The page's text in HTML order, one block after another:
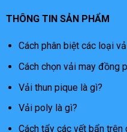
THÔNG TIN SẢN PHẨM
Cách phân biệt các loại
Cách chọn vải may đồng
Vải thun pique là gì?
Vải poly là gì?
Cách tẩy các vết bẩn trên